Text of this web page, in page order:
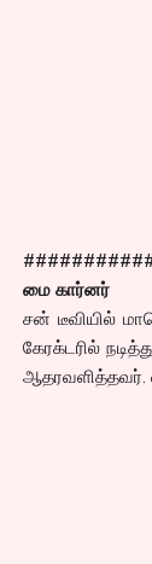
மை கார்னர்
சன் டீவியில்
கேரக்டரில்
ஆதரவளித்தவர்.